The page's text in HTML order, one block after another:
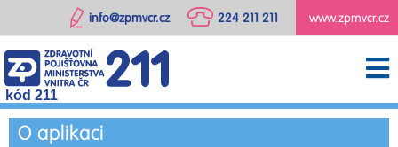
www.zpmvcr.cz
224 211 211
info@zpmvcr.cz
kód 211
O aplikaci